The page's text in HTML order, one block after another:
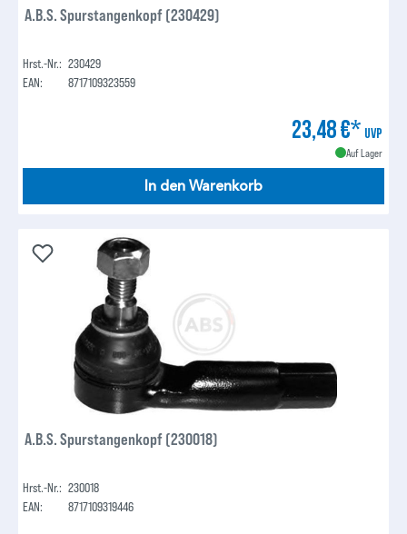
A.B.S. Spurstangenkopf (230429)
Hrst.-Nr.: 230429
EAN:
8717109323559
23,48 €* UVP
Auf Lager
In den Warenkorb
A.B.S. Spurstangenkopf (230018)
Hrst.-Nr.: 230018
EAN:
8717109319446